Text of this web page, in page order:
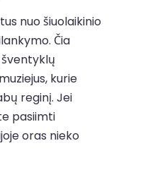
nuo šiuolaikinio
Čia
kurie
reginį. Jei
pasiimti
oras nieko